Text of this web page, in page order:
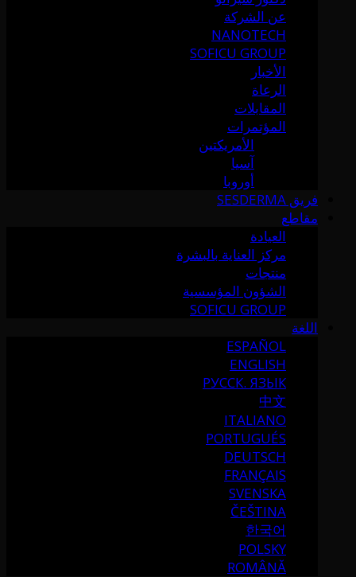
عن الشركة
NANOTECH
SOFICU GROUP
الأخبار
الرعاة
المقابلات
المؤتمرات
الأمريكتين
آسيا
أوروبا
فريق SESDERMA
مقاطع
العيادة
مركز العناية بالبشرة
منتجات
الشؤون المؤسسية
SOFICU GROUP
اللغة
ESPAÑOL
ENGLISH
РУССК. ЯЗЫК
中文
ITALIANO
PORTUGUÉS
DEUTSCH
FRANÇAIS
SVENSKA
ČEŠTINA
한국어
POLSKY
ROMÂNĂ